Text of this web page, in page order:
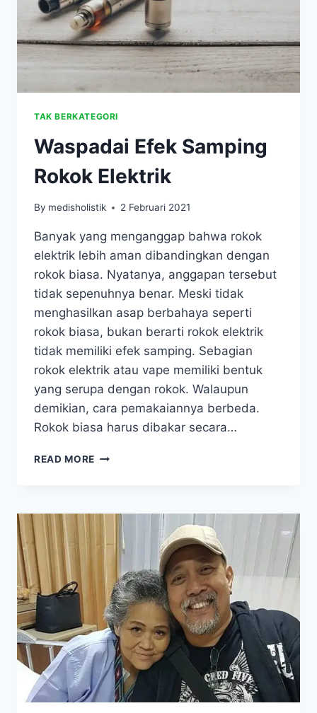
TAK BERKATEGORI
Waspadai Efek Samping
Rokok Elektrik
By medisholistik 2 Februari 2021
Banyak yang menganggap bahwa rokok
elektrik lebih aman dibandingkan dengan
rokok biasa. Nyatanya, anggapan tersebut
tidak sepenuhnya benar. Meski tidak
menghasilkan asap berbahaya seperti
rokok biasa, bukan berarti rokok elektrik
tidak memiliki efek samping. Sebagian
rokok elektrik atau vape memiliki bentuk
yang serupa dengan rokok. Walaupun
demikian, cara pemakaiannya berbeda.
Rokok biasa harus dibakar secara…
READ MORE WASPADAI
ELEKTRIK